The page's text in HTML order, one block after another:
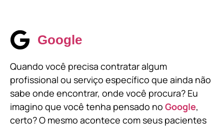
Google
Quando você precisa contratar algum
profissional ou serviço específico que ainda não
sabe onde encontrar, onde você procura? Eu
imagino que você tenha pensado no Google,
certo? O mesmo acontece com seus pacientes